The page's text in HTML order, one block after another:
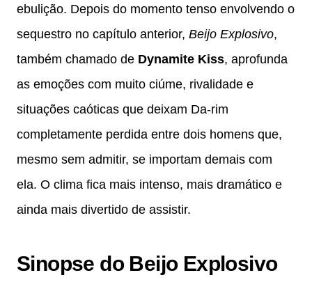
ebulição. Depois do momento tenso envolvendo o
sequestro no capítulo anterior, Beijo Explosivo,
também chamado de Dynamite Kiss, aprofunda
as emoções com muito ciúme, rivalidade e
situações caóticas que deixam Da-rim
completamente perdida entre dois homens que,
mesmo sem admitir, se importam demais com
ela. O clima fica mais intenso, mais dramático e
ainda mais divertido de assistir.
Sinopse do Beijo Explosivo